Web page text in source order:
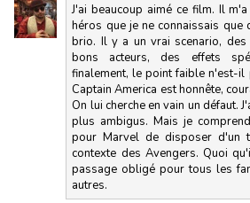
J'ai beaucoup aimé ce film. Il
héros que je ne connaissais que
brio. Il y a un vrai scenario, des
bons acteurs, des effets
finalement, le point faible n'est-il
Captain America est honnête,
On lui cherche en vain un défaut.
plus ambigus. Mais je
pour Marvel de disposer d'un
contexte des Avengers. Quoi
passage obligé pour tous les
autres.